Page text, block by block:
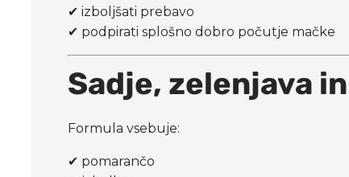
✔ izboljšati prebavo
✔ podpirati splošno dobro počutje mačke
Sadje, zelenjava
Formula vsebuje:
✔ pomarančo